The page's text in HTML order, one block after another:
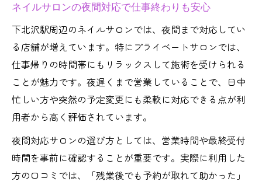
ネイルサロンの夜間対応で仕事終わりも安心
下北沢駅周辺のネイルサロンでは、夜間まで対応してい
る店舗が増えています。特にプライベートサロンでは、
仕事帰りの時間帯にもリラックスして施術を受けられる
ことが魅力です。夜遅くまで営業していることで、日中
忙しい方や突然の予定変更にも柔軟に対応できる点が利
用者から高く評価されています。
夜間対応サロンの選び方としては、営業時間や最終受付
時間を事前に確認することが重要です。実際に利用した
方の口コミでは、「残業後でも予約が取れて助かった」